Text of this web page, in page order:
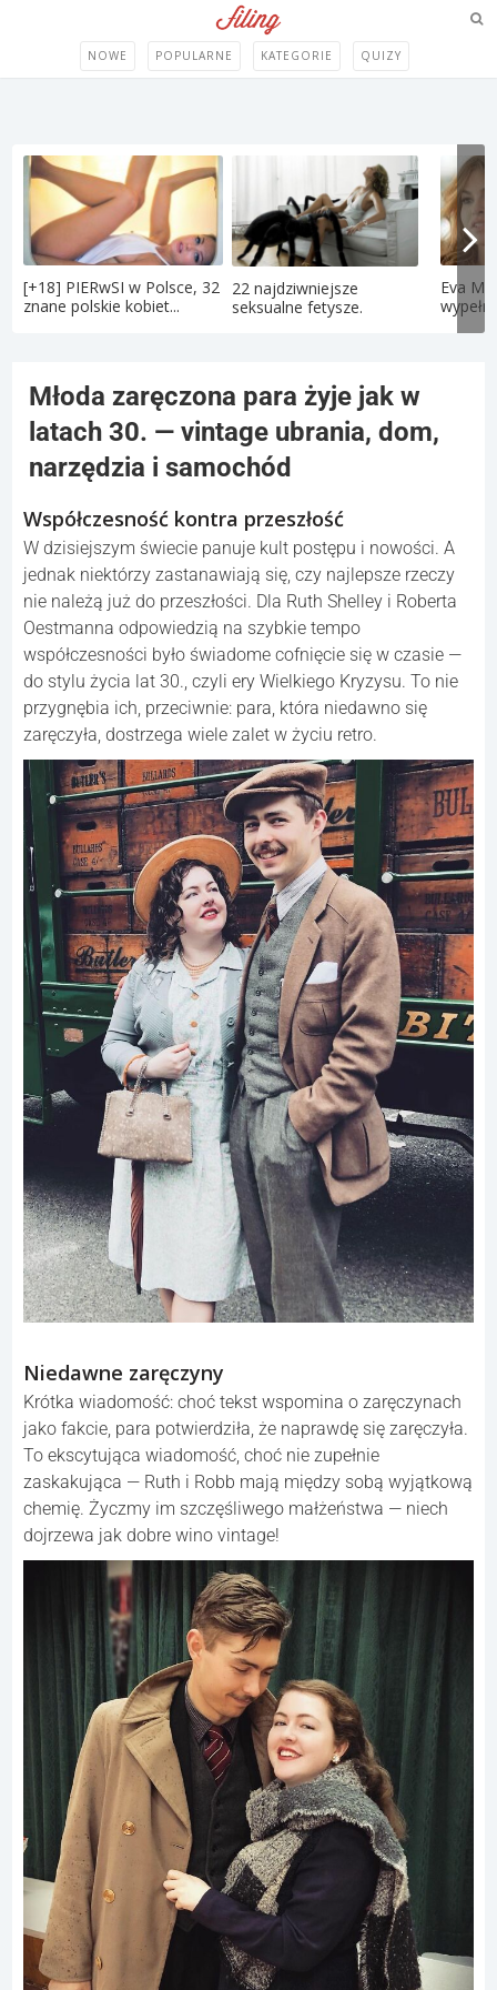
NOWE POPULARNE KATEGORIE QUIZY
[+18] PIERwSI w Polsce, 32
znane polskie kobiet...
22 najdziwniejsze
seksualne fetysze.
Eva
Młoda zaręczona para żyje jak w
latach 30. — vintage ubrania, dom,
narzędzia i samochód
Współczesność kontra przeszłość
W dzisiejszym świecie panuje kult postępu i nowości. A
jednak niektórzy zastanawiają się, czy najlepsze rzeczy
nie należą już do przeszłości. Dla Ruth Shelley i Roberta
Oestmanna odpowiedzią na szybkie tempo
współczesności było świadome cofnięcie się w czasie —
do stylu życia lat 30., czyli ery Wielkiego Kryzysu. To nie
przygnębia ich, przeciwnie: para, która niedawno się
zaręczyła, dostrzega wiele zalet w życiu retro.
Niedawne zaręczyny
Krótka wiadomość: choć tekst wspomina o zaręczynach
jako fakcie, para potwierdziła, że naprawdę się zaręczyła.
To ekscytująca wiadomość, choć nie zupełnie
zaskakująca — Ruth i Robb mają między sobą wyjątkową
chemię. Życzmy im szczęśliwego małżeństwa — niech
dojrzewa jak dobre wino vintage!